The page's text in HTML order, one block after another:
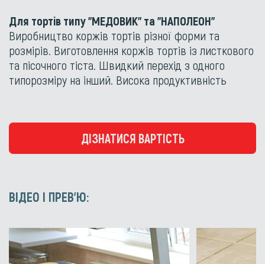
Для тортів типу "МЕДОВИК" та "НАПОЛЕОН"
Виробництво коржів тортів різної форми та
розмірів. Виготовлення коржів тортів із листкового
та пісочного тіста. Швидкий перехід з одного
типорозміру на інший. Висока продуктивність
ДІЗНАТИСЯ ВАРТІСТЬ
ВІДЕО І ПРЕВ'Ю: